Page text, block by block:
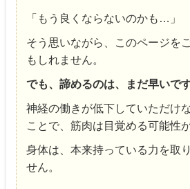
「もう良くならないのかも…」
そう思いながら、このページを
もしれません。
でも、諦めるのは、まだ早いです
神経の働きが低下していただけ
ことで、筋肉は目覚める可能性
身体は、本来持っている力を取
せん。